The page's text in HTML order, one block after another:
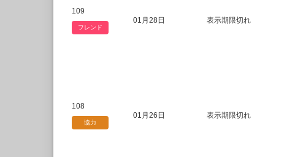
109
フレンド
01月28日 表示期限切れ
108
協力
01月26日 表示期限切れ